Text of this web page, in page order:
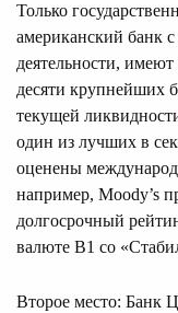
Только
американский банк
деятельности,
десяти крупнейших
текущей
один из лучших в
оценены
например, Moody’s
долгосрочный
валюте B1 со
Второе место: Банк